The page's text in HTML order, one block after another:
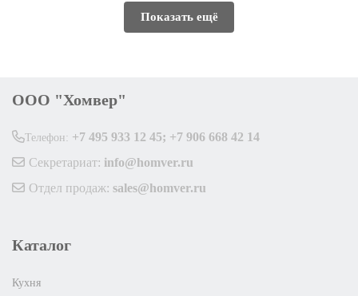
Показать ещё
ООО "Хомвер"
Телефон: +7 495 933 12 45; +7 906 668 42 14
Секретариат: info@homver.ru
Отдел продаж: sales@homver.ru
Каталог
Кухня